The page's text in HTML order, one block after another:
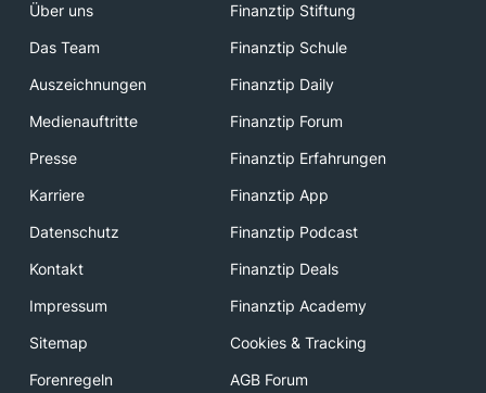
Über uns
Finanztip Stiftung
Das Team
Finanztip Schule
Auszeichnungen
Finanztip Daily
Medienauftritte
Finanztip Forum
Presse
Finanztip Erfahrungen
Karriere
Finanztip App
Datenschutz
Finanztip Podcast
Kontakt
Finanztip Deals
Impressum
Finanztip Academy
Sitemap
Cookies & Tracking
Forenregeln
AGB Forum